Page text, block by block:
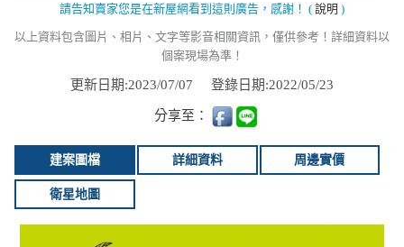
請告知賣家您是在新屋網看到這則廣告，感謝！ ( 說明 )
以上資料包含圖片、相片、文字等影音相關資訊，僅供參考！詳細資料以
個案現場為準！
更新日期:2023/07/07 登錄日期:2022/05/23
分享至：
建案圖檔 詳細資料 周邊實價
衛星地圖